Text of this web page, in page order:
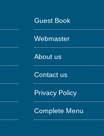
Guest Book
Webmaster
About us
Contact us
Privacy Policy
Complete Menu